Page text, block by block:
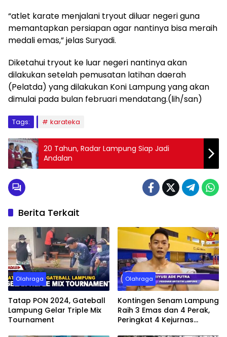
“atlet karate menjalani tryout diluar negeri guna
memantapkan persiapan agar nantinya bisa meraih
medali emas,” jelas Suryadi.
Diketahui tryout ke luar negeri nantinya akan
dilakukan setelah pemusatan latihan daerah
(Pelatda) yang dilakukan Koni Lampung yang akan
dimulai pada bulan februari mendatang.(lih/san)
Tags: karateka
20 Tahun, Radar Lampung Siap Jadi
Andalan
Berita Terkait
Olahraga
Tatap PON 2024, Gateball
Lampung Gelar Triple Mix
Tournament
Olahraga
Kontingen Senam Lampung
Raih 3 Emas dan 4 Perak,
Peringkat 4 Kejurnas